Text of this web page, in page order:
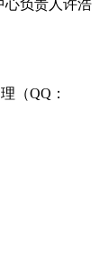
心负责人许浩
（QQ：